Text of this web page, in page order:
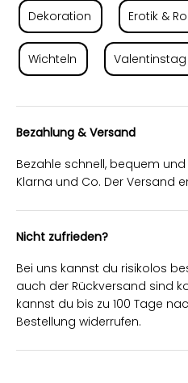
Dekoration Erotik &
Wichteln Valentinstag
Bezahlung & Versand
Bezahle schnell, bequem
Klarna und Co. Der Versand
Nicht zufrieden?
Bei uns kannst du risikolos
auch der Rückversand sind
kannst du bis zu 100 Tage
Bestellung widerrufen.